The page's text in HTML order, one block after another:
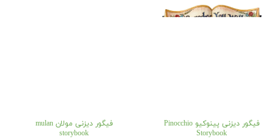
فیگور دیزنی پینوکیو Pinocchio
Storybook
فیگور دیزنی مولان mulan
storybook